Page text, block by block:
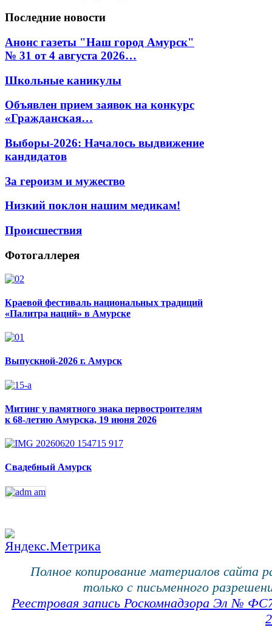
Последние новости
Анонс газеты "Наш город Амурск"
№ 31 от 4 августа 2026…
Школьные каникулы
Объявлен прием заявок на конкурс
«Гражданская…
Выборы-2026: Началось выдвижение
кандидатов
За героизм и мужество
Низкий поклон нашим медикам!
Происшествия
Фотогаллерея
Краевой фестиваль национальных традиций
«Палитра наций» в Амурске
Выпускной-2026 г. Амурск
Митинг у памятного знака первостроителям
к 68-летию Амурска, 19 июня 2026
Свадебный Амурск
Полное копирование материалов сайта
только с письменного
Реестровая запись Роскомнадзора Эл №